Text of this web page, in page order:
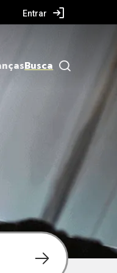
Entrar
Busca